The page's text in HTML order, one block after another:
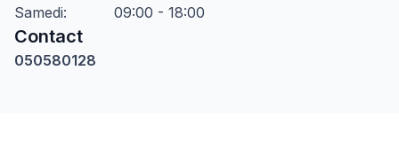
Samedi: 09:00 - 18:00
Contact
050580128